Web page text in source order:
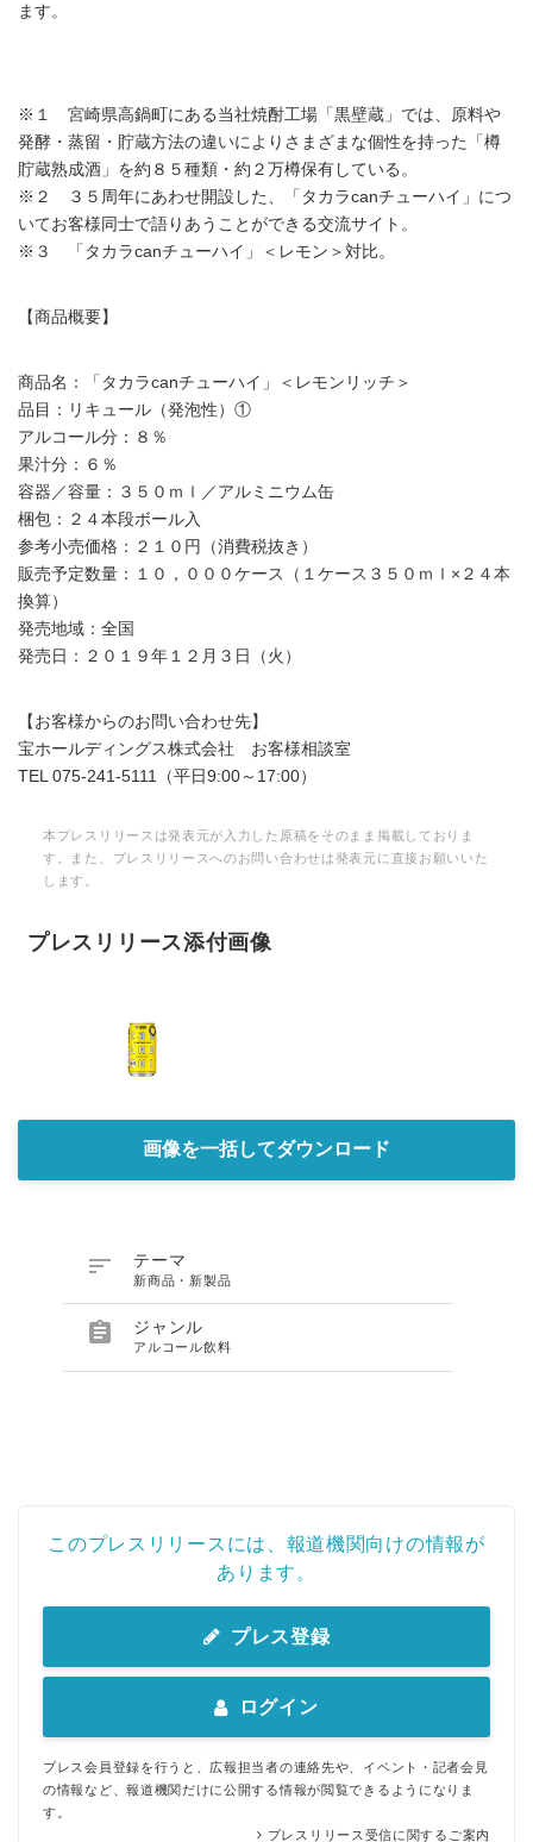
ます。
※１ 宮崎県高鍋町にある当社焼酎工場「黒壁蔵」では、原料や
発酵・蒸留・貯蔵方法の違いによりさまざまな個性を持った「樽
貯蔵熟成酒」を約８５種類・約２万樽保有している。
※２ ３５周年にあわせ開設した、「タカラcanチューハイ」につ
いてお客様同士で語りあうことができる交流サイト。
※３ 「タカラcanチューハイ」＜レモン＞対比。
【商品概要】
商品名：「タカラcanチューハイ」＜レモンリッチ＞
品目：リキュール（発泡性）①
アルコール分：８％
果汁分：６％
容器／容量：３５０ｍｌ／アルミニウム缶
梱包：２４本段ボール入
参考小売価格：２１０円（消費税抜き）
販売予定数量：１０，０００ケース（１ケース３５０ｍｌ×２４本
換算）
発売地域：全国
発売日：２０１９年１２月３日（火）
【お客様からのお問い合わせ先】
宝ホールディングス株式会社 お客様相談室
TEL 075-241-5111（平日9:00～17:00）
本プレスリリースは発表元が入力した原稿をそのまま掲載しておりま
す。また、プレスリリースへのお問い合わせは発表元に直接お願いいた
します。
プレスリリース添付画像
画像を一括してダウンロード
 テーマ
新商品・新製品
 ジャンル
アルコール飲料
このプレスリリースには、報道機関向けの情報が
あります。
プレス登録
ログイン
プレス会員登録を行うと、広報担当者の連絡先や、イベント・記者会見
の情報など、報道機関だけに公開する情報が閲覧できるようになりま
す。
プレスリリース受信に関するご案内